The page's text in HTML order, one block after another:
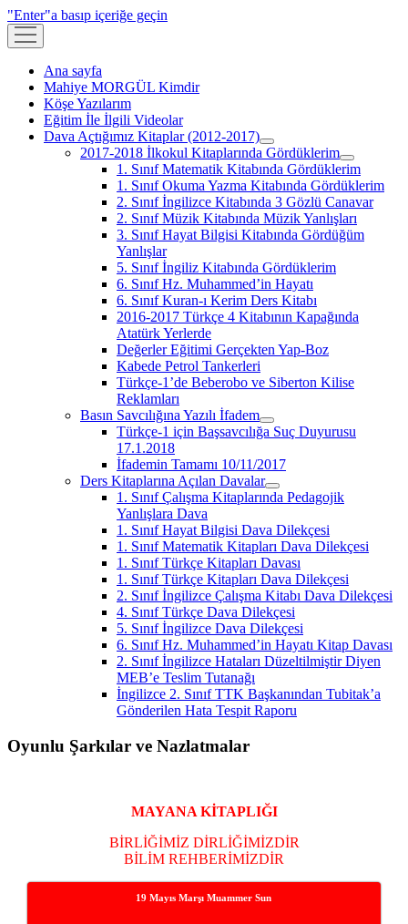
"Enter"a basıp içeriğe geçin
menüyü
aç
Ana sayfa
Mahiye MORGÜL Kimdir
Köşe Yazılarım
Eğitim İle İlgili Videolar
Dava Açtığımız Kitaplar (2012-2017)
menüyü
aç
2017-2018 İlkokul Kitaplarında Gördüklerim
menüyü
aç
1. Sınıf Matematik Kitabında Gördüklerim
1. Sınıf Okuma Yazma Kitabında Gördüklerim
2. Sınıf İngilizce Kitabında 3 Gözlü Canavar
2. Sınıf Müzik Kitabında Müzik Yanlışları
3. Sınıf Hayat Bilgisi Kitabında Gördüğüm
Yanlışlar
5. Sınıf İngiliz Kitabında Gördüklerim
6. Sınıf Hz. Muhammed’in Hayatı
6. Sınıf Kuran-ı Kerim Ders Kitabı
2016-2017 Türkçe 4 Kitabının Kapağında
Atatürk Yerlerde
Değerler Eğitimi Gerçekten Yap-Boz
Kabede Petrol Tankerleri
Türkçe-1’de Beberobo ve Siberton Kilise
Reklamları
Basın Savcılığına Yazılı İfadem
menüyü
aç
Türkçe-1 için Başsavcılığa Suç Duyurusu
17.1.2018
İfademin Tamamı 10/11/2017
Ders Kitaplarına Açılan Davalar
menüyü
aç
1. Sınıf Çalışma Kitaplarında Pedagojik
Yanlışlara Dava
1. Sınıf Hayat Bilgisi Dava Dilekçesi
1. Sınıf Matematik Kitapları Dava Dilekçesi
1. Sınıf Türkçe Kitapları Davası
1. Sınıf Türkçe Kitapları Dava Dilekçesi
2. Sınıf İngilizce Çalışma Kitabı Dava Dilekçesi
4. Sınıf Türkçe Dava Dilekçesi
5. Sınıf İngilizce Dava Dilekçesi
6. Sınıf Hz. Muhammed’in Hayatı Kitap Davası
2. Sınıf İngilizce Hataları Düzeltilmiştir Diyen
MEB’e Teslim Tutanağı
İngilizce 2. Sınıf TTK Başkanından Tubitak’a
Gönderilen Hata Tespit Raporu
Oyunlu Şarkılar ve Nazlatmalar
MAYANA KİTAPLIĞI
BİRLİĞİMİZ DİRLİĞİMİZDİR
BİLİM REHBERİMİZDİR
19 Mayıs Marşı Muammer Sun